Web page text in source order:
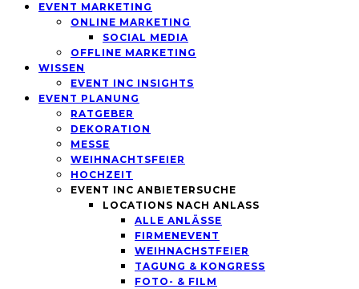
EVENT MARKETING
ONLINE MARKETING
SOCIAL MEDIA
OFFLINE MARKETING
WISSEN
EVENT INC INSIGHTS
EVENT PLANUNG
RATGEBER
DEKORATION
MESSE
WEIHNACHTSFEIER
HOCHZEIT
EVENT INC ANBIETERSUCHE
LOCATIONS NACH ANLASS
ALLE ANLÄSSE
FIRMENEVENT
WEIHNACHSTFEIER
TAGUNG & KONGRESS
FOTO- & FILM